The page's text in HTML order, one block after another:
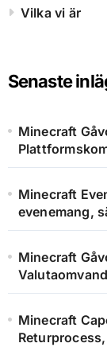
Vilka vi är
Senaste
Minecraft
Minecraft
evenemang,
Minecraft
Minecraft